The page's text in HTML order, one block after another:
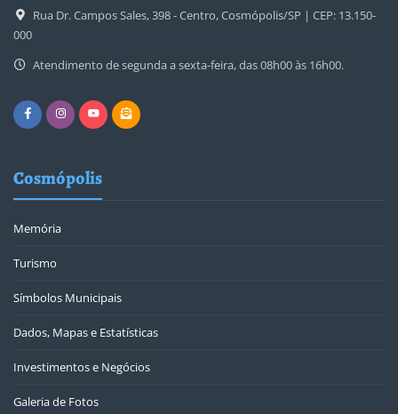
Rua Dr. Campos Sales, 398 - Centro, Cosmópolis/SP | CEP: 13.150-
000
Atendimento de segunda a sexta-feira, das 08h00 às 16h00.
Cosmópolis
Memória
Turismo
Símbolos Municipais
Dados, Mapas e Estatísticas
Investimentos e Negócios
Galeria de Fotos